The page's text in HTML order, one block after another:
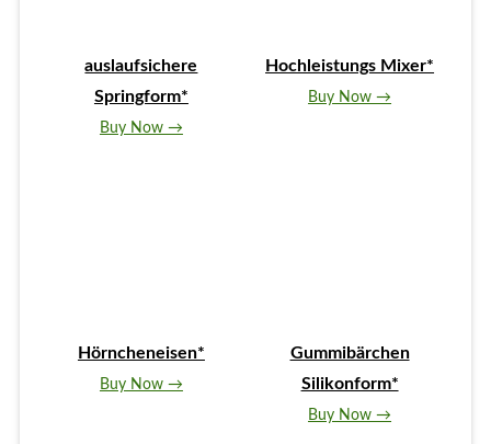
auslaufsichere
Springform*
Buy Now →
Hochleistungs Mixer*
Buy Now →
Hörncheneisen*
Buy Now →
Gummibärchen
Silikonform*
Buy Now →